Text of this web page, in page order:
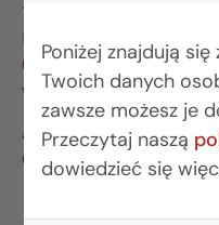
Poniżej znajdują
Twoich danych
zawsze możesz je
Przeczytaj naszą
dowiedzieć się
15-281 Białystok
BIURO WARSZAWA
(22) 642 03 55
al. Wilanowska 67E lok.
02-765 Warszawa